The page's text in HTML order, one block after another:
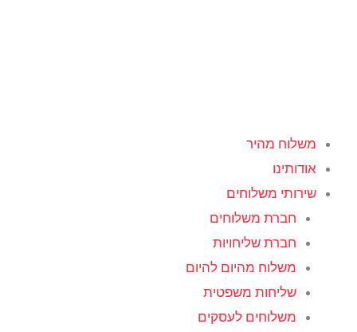
משלוח מהיר
אודותינו
שירותי משלוחים
חברת משלוחים
חברת שליחויות
משלוח מהיום להיום
שליחות משפטית
משלוחים לעסקים